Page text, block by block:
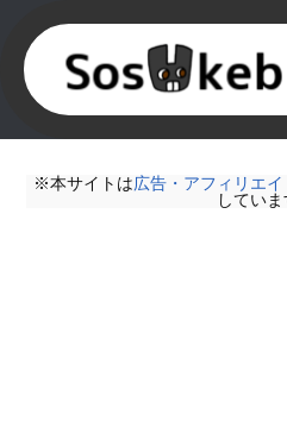
※本サイトは広告・アフィリエ
していま